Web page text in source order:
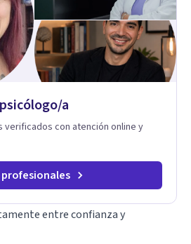
procesos complejos. Su
por una premisa clara: no
raíz que lo origina. Su
en tres niveles: regulación del
de heridas de la
cognitiva profunda, permitiendo
Dra. Sandra Milena Jiménez Duque
para acompañarte. Porque
interno, cambias tu forma de pensar,
a
verificados con atención online y
profesionales
entre confianza y